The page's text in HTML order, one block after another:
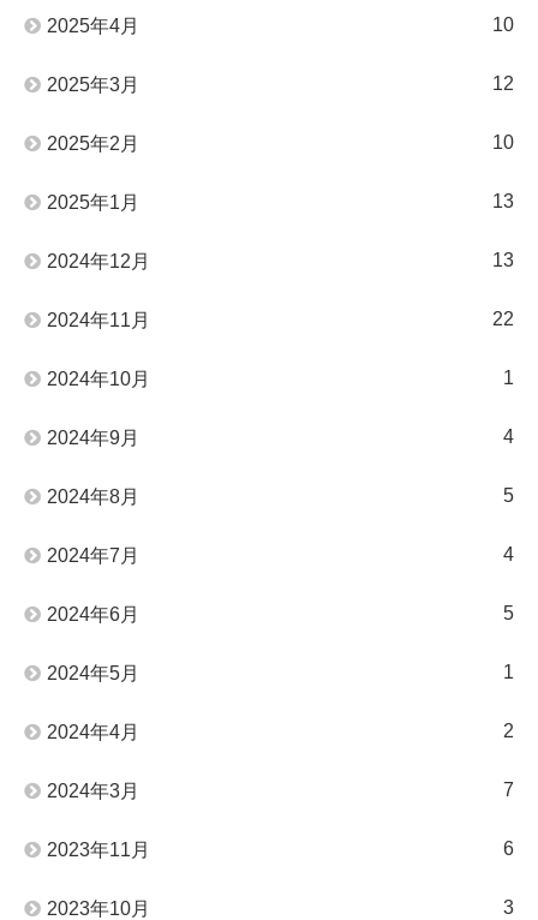
2025年4月 10
2025年3月 12
2025年2月 10
2025年1月 13
2024年12月 13
2024年11月 22
2024年10月 1
2024年9月 4
2024年8月 5
2024年7月 4
2024年6月 5
2024年5月 1
2024年4月 2
2024年3月 7
2023年11月 6
2023年10月 3